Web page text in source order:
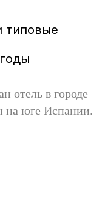
типовые
отель в городе
на юге Испании.